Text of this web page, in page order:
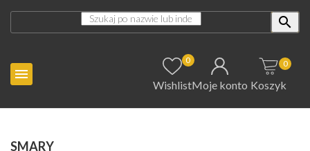


0
WishlistMoje konto Koszyk
0
SMARY